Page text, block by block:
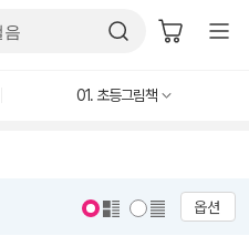
01. 초등그림책
옵션